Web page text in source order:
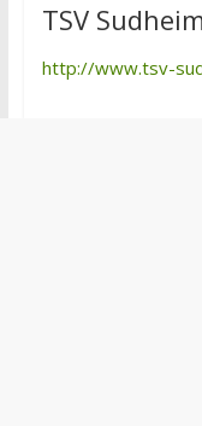
TSV
http://www.tsv-